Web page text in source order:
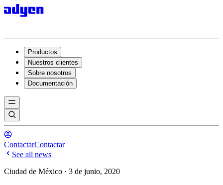
Productos
Nuestros clientes
Sobre nosotros
Documentación
ContactarContactar
See all news
Ciudad de México · 3 de junio, 2020